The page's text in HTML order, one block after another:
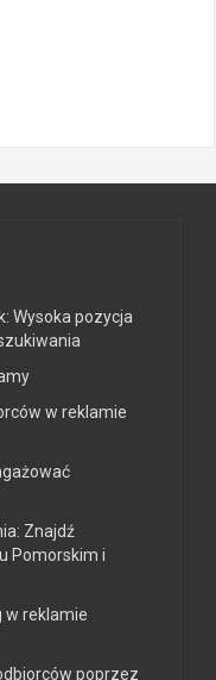
Wysoka pozycja
w reklamie
Znajdź
Pomorskim i
w reklamie
poprzez